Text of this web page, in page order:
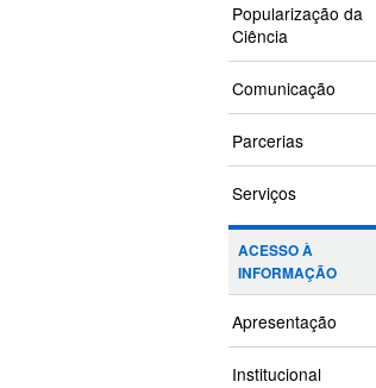
Popularização da
Ciência
Comunicação
Parcerias
Serviços
ACESSO À
INFORMAÇÃO
Apresentação
Institucional